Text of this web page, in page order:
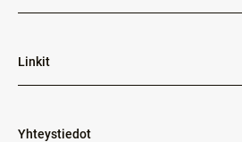
Linkit
Yhteystiedot